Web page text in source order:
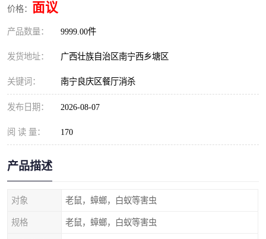
价格： 面议
产品数量： 9999.00件
发货地址： 广西壮族自治区南宁西乡塘区
关键词： 南宁良庆区餐厅消杀
发布日期： 2026-08-07
阅 读 量： 170
产品描述
对象 老鼠，蟑螂，白蚁等害虫
规格 老鼠，蟑螂，白蚁等害虫